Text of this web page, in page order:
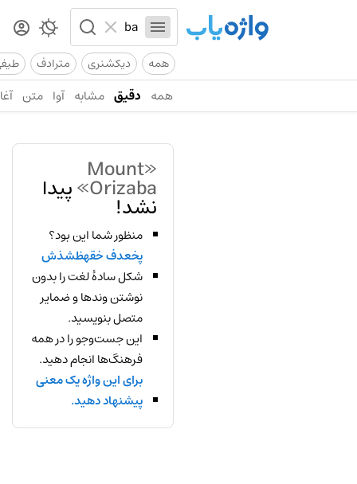
همه دیکشنری مترادف
همه دقیق مشابه آوا متن
«Mount
Orizaba» پیدا
نشد!
منظور شما این بود؟
پخعدف خقهظشذش
شکل سادهٔ لغت را بدون
نوشتن وندها و ضمایر
متصل بنویسید.
این جست‌وجو را در همه
فرهنگ‌ها انجام دهید.
برای این واژه یک معنی
پیشنهاد دهید.